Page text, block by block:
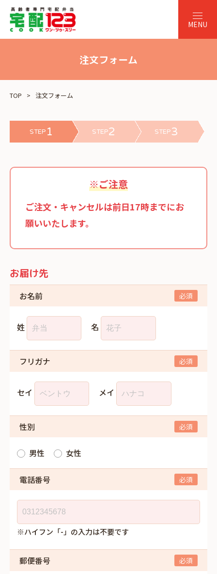
注文フォーム
TOP 注文フォーム
STEP 1 STEP2 STEP3
※ご注意
ご注文・キャンセルは前日17時までにお
願いいたします。
お届け先
お名前
姓 名
フリガナ
セイ メイ
性別
男性 女性
電話番号
※ハイフン「-」の入力は不要です
郵便番号